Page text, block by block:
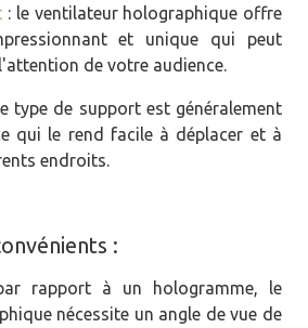
: le ventilateur holographique offre
et unique qui peut
de votre audience.
type de support est généralement
qui le rend facile à déplacer et à
endroits.
:
rapport à un hologramme, le
nécessite un angle de vue de